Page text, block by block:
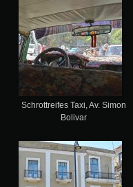
Schrottreifes Taxi, Av. Simon
Bolivar